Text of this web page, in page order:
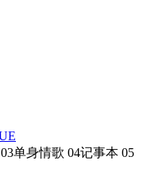
单身情歌 04记事本 05